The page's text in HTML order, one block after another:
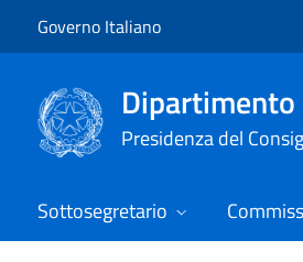
Governo Italiano
Presidenza del
Sottosegretario